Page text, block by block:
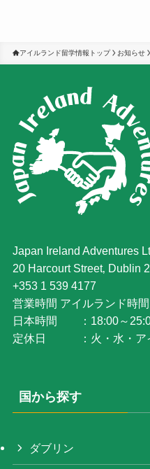
アイルランド留学情報トップ お知らせ
Japan Ireland Adventures
20 Harcourt Street‚ Dublin
+353 1 539 4177
営業時間 アイルランド時
日本時間 ：18:00～
定休日 ：火・水・アイ
国から探す
ダブリン